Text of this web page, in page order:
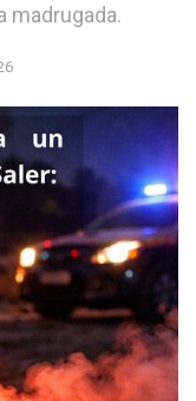
madrugada.